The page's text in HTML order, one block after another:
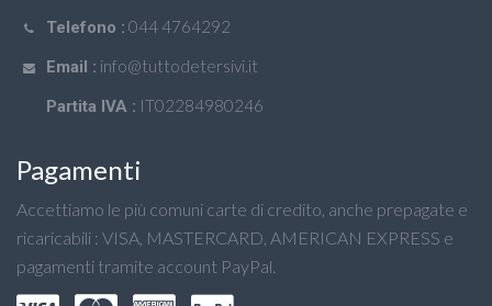
Telefono : 044 4764292
Email : info@tuttodetersivi.it
Partita IVA : IT02284980246
Pagamenti
Accettiamo le più comuni carte di credito, anche prepagate e
ricaricabili : VISA, MASTERCARD, AMERICAN EXPRESS e
pagamenti tramite account PayPal.